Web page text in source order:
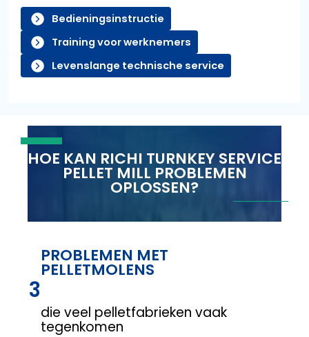
Bedieningsinstructie
Training voor werknemers
Levenslange technische service
HOE KAN RICHI TURNKEY SERVICE
PELLET MILL PROBLEMEN
OPLOSSEN?
3
PROBLEMEN MET
PELLETMOLENS
die veel pelletfabrieken vaak
tegenkomen